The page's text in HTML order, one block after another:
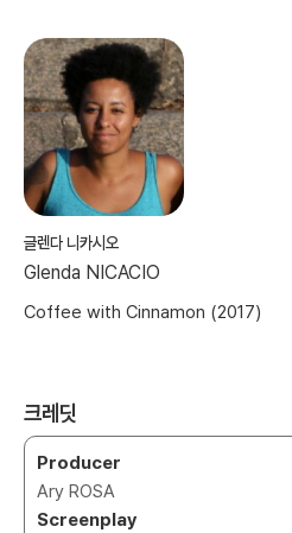
글렌다 니카시오
Glenda NICACIO
Coffee with Cinnamon (2017)
크레딧
Producer
Ary ROSA
Screenplay